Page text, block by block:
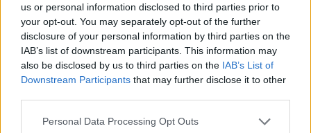
us or personal information disclosed to third parties prior to
your opt-out. You may separately opt-out of the further
disclosure of your personal information by third parties on the
IAB’s list of downstream participants. This information may
also be disclosed by us to third parties on the IAB’s List of
Downstream Participants that may further disclose it to other
Please note that this website/app uses one or more Google
Personal Data Processing Opt Outs
Kecskeméten is szakirányú továbbképzésekkel erősít a
Gál Ferenc Egyetem